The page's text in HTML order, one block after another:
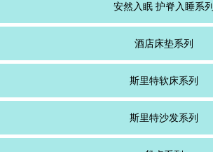
安然入眠 护脊入睡系列
酒店床垫系列
斯里特软床系列
斯里特沙发系列